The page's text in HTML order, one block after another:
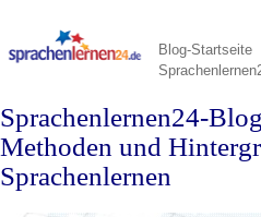
Blog-Startseite
Sprachenlernen24-
Methoden und
Sprachenlernen